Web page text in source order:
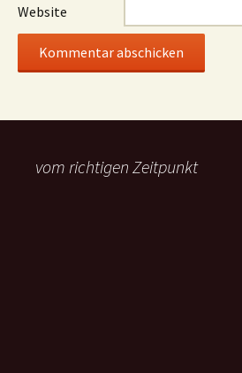
Website
vom richtigen Zeitpunkt